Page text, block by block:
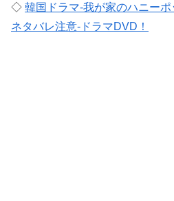
◇ 韓国ドラマ-我が家のハニー
ネタバレ注意-ドラマDVD！